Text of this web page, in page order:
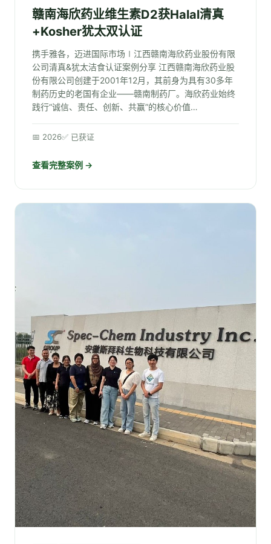
赣南海欣药业维生素D2获Halal清真
+Kosher犹太双认证
携手雅各，迈进国际市场∣江西赣南海欣药业股份有限
公司清真&犹太洁食认证案例分享 江西赣南海欣药业股
份有限公司创建于2001年12月，其前身为具有30多年
制药历史的老国有企业——赣南制药厂。海欣药业始终
践行“诚信、责任、创新、共赢”的核心价值…
📅 2026✅ 已获证
查看完整案例 →